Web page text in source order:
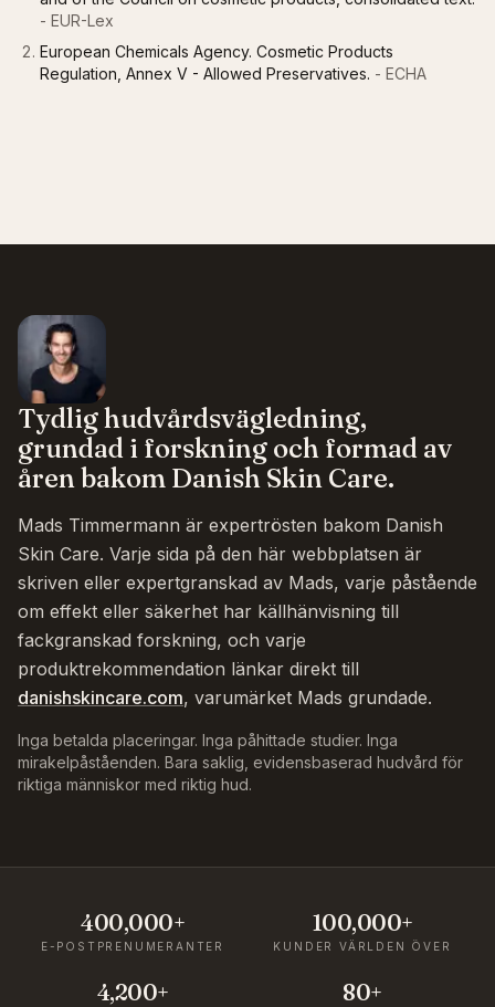
- EUR-Lex
European Chemicals Agency. Cosmetic Products
Regulation, Annex V - Allowed Preservatives. - ECHA
Tydlig hudvårdsvägledning,
grundad i forskning och formad av
åren bakom Danish Skin Care.
Mads Timmermann är expertrösten bakom Danish
Skin Care. Varje sida på den här webbplatsen är
skriven eller expertgranskad av Mads, varje påstående
om effekt eller säkerhet har källhänvisning till
fackgranskad forskning, och varje
produktrekommendation länkar direkt till
danishskincare.com, varumärket Mads grundade.
Inga betalda placeringar. Inga påhittade studier. Inga
mirakelpåståenden. Bara saklig, evidensbaserad hudvård för
riktiga människor med riktig hud.
400,000+
E-POSTPRENUMERANTER
100,000+
KUNDER VÄRLDEN ÖVER
4,200+ 80+